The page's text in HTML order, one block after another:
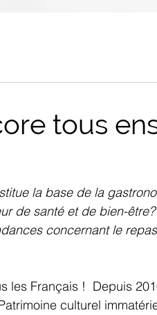
tous
la base de la
de santé et de bien-
concernant le
les Français !  Depuis
culturel